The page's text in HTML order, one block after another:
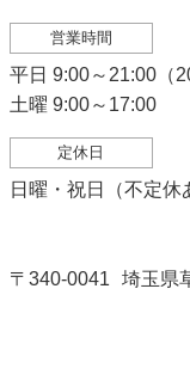
営業時間
平日 9:00～21:00（
土曜 9:00～17:00
定休日
日曜・祝日（不定
〒340-0041 埼玉県